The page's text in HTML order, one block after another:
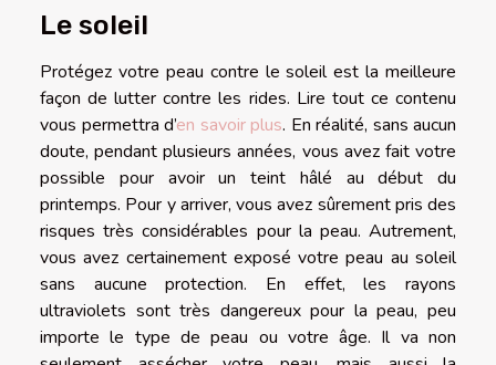
Le soleil
Protégez votre peau contre le soleil est la meilleure
façon de lutter contre les rides. Lire tout ce contenu
vous permettra d’en savoir plus. En réalité, sans aucun
doute, pendant plusieurs années, vous avez fait votre
possible pour avoir un teint hâlé au début du
printemps. Pour y arriver, vous avez sûrement pris des
risques très considérables pour la peau. Autrement,
vous avez certainement exposé votre peau au soleil
sans aucune protection. En effet, les rayons
ultraviolets sont très dangereux pour la peau, peu
importe le type de peau ou votre âge. Il va non